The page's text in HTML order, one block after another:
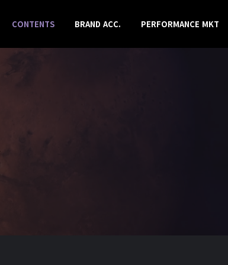
CONTENTS BRAND ACC. PERFORMANCE MKT